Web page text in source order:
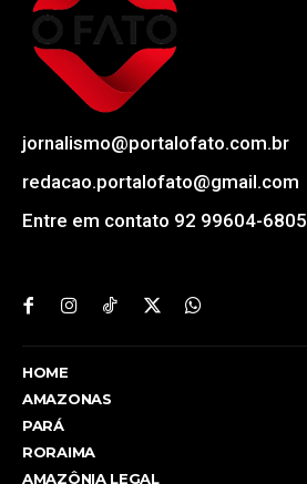
jornalismo@portalofato.com.br
redacao.portalofato@gmail.com
Entre em contato 92 99604-6805
HOME
AMAZONAS
PARÁ
RORAIMA
AMAZÔNIA LEGAL